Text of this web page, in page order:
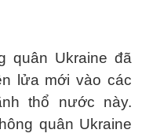
quân Ukraine đã
lửa mới vào các
thổ nước này.
quân Ukraine